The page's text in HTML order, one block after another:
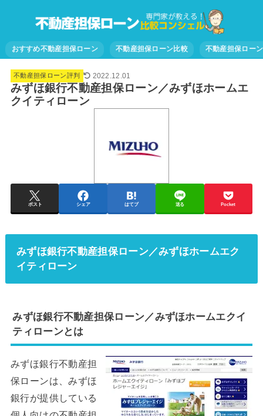
おすすめ不動産担保ローン 不動産担保ローン比較 不動産担保ロー
不動産担保ローン評判 2022.12.01
みずほ銀行不動産担保ローン／みずほホームエ
クイティローン
ポスト シェア はてブ 送る Pocket
みずほ銀行不動産担保ローン／みずほホームエク
イティローン
みずほ銀行不動産担保ローン／みずほホームエクイ
ティローンとは
みずほ銀行不動産担
保ローンは、みずほ
銀行が提供している